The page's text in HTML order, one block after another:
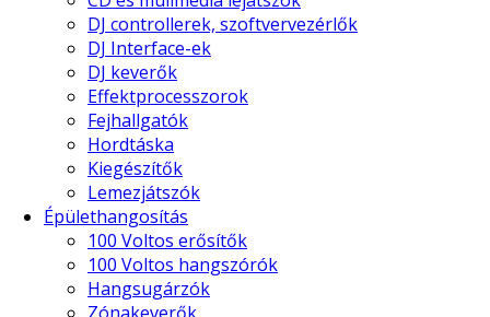
DJ controllerek, szoftvervezérlők
DJ Interface-ek
DJ keverők
Effektprocesszorok
Fejhallgatók
Hordtáska
Kiegészítők
Lemezjátszók
Épülethangosítás
100 Voltos erősítők
100 Voltos hangszórók
Hangsugárzók